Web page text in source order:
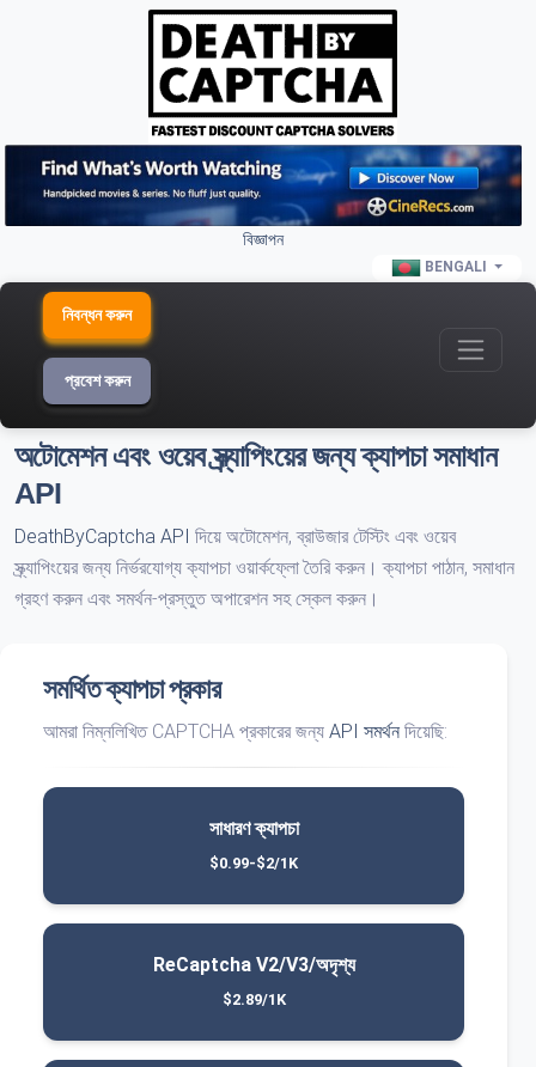
বিজ্ঞাপন
BENGALI
নিবন্ধন করুন
প্রবেশ করুন
অটোমেশন এবং ওয়েব স্ক্র্যাপিংয়ের জন্য ক্যাপচা সমাধান
API
DeathByCaptcha API দিয়ে অটোমেশন, ব্রাউজার টেস্টিং এবং ওয়েব
স্ক্র্যাপিংয়ের জন্য নির্ভরযোগ্য ক্যাপচা ওয়ার্কফ্লো তৈরি করুন। ক্যাপচা পাঠান, সমাধান
গ্রহণ করুন এবং সমর্থন-প্রস্তুত অপারেশন সহ স্কেল করুন।
সমর্থিত ক্যাপচা প্রকার
আমরা নিম্নলিখিত CAPTCHA প্রকারের জন্য API সমর্থন দিয়েছি:
সাধারণ ক্যাপচা
$0.99-$2/1K
ReCaptcha V2/V3/অদৃশ্য
$2.89/1K